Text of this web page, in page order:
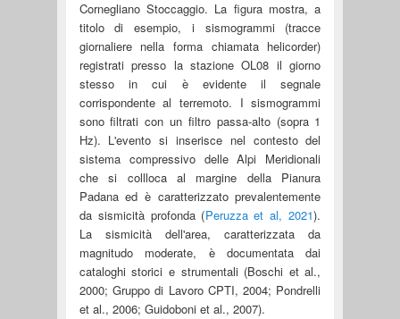
Cornegliano Stoccaggio. La figura mostra, a
titolo di esempio, i sismogrammi (tracce
giornaliere nella forma chiamata helicorder)
registrati presso la stazione OL08 il giorno
stesso in cui è evidente il segnale
corrispondente al terremoto. I sismogrammi
sono filtrati con un filtro passa-alto (sopra 1
Hz). L'evento si inserisce nel contesto del
sistema compressivo delle Alpi Meridionali
che si collloca al margine della Pianura
Padana ed è caratterizzato prevalentemente
da sismicità profonda (Peruzza et al, 2021).
La sismicità dell'area, caratterizzata da
magnitudo moderate, è documentata dai
cataloghi storici e strumentali (Boschi et al.,
2000; Gruppo di Lavoro CPTI, 2004; Pondrelli
et al., 2006; Guidoboni et al., 2007).